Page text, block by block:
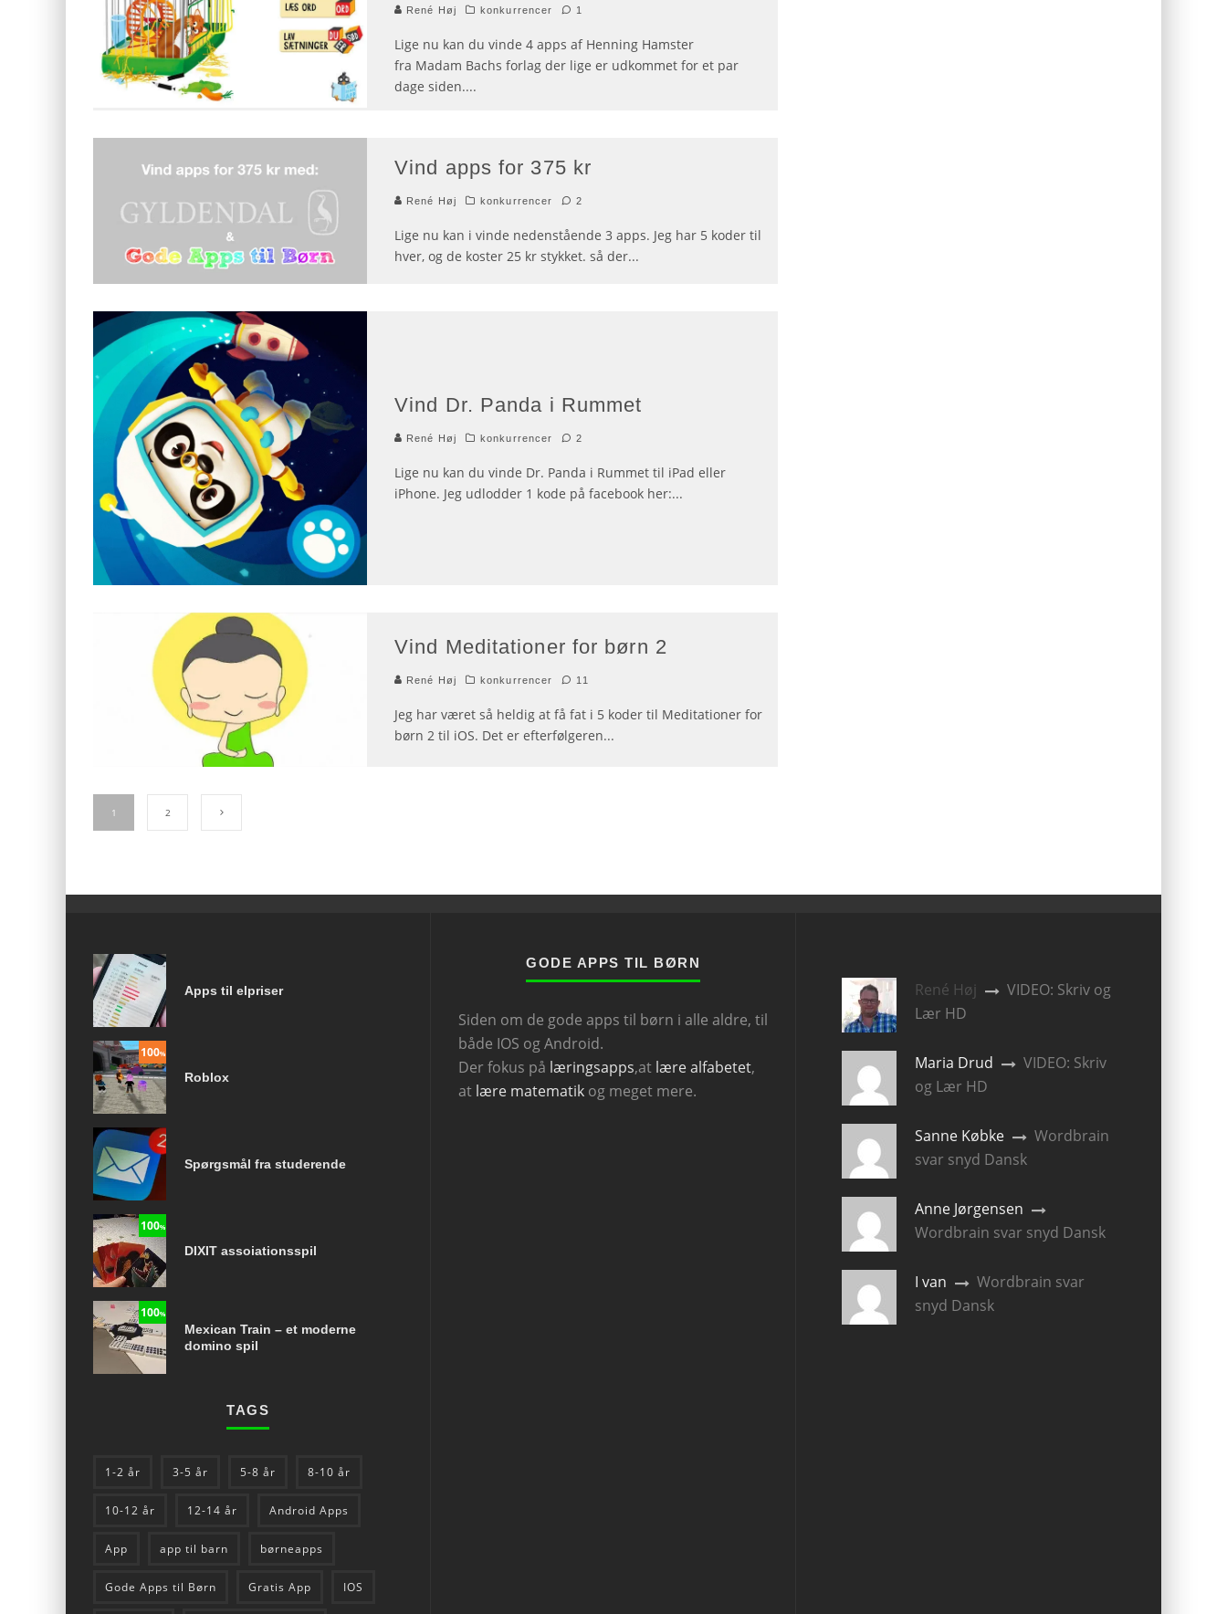
René Høj konkurrencer 1
Lige nu kan du vinde 4 apps af Henning Hamster
fra Madam Bachs forlag der lige er udkommet for et par
dage siden....
Vind apps for 375 kr
René Høj konkurrencer 2
Lige nu kan i vinde nedenstående 3 apps. Jeg har 5 koder til
hver, og de koster 25 kr stykket. så der...
Vind Dr. Panda i Rummet
René Høj konkurrencer 2
Lige nu kan du vinde Dr. Panda i Rummet til iPad eller
iPhone. Jeg udlodder 1 kode på facebook her:...
Vind Meditationer for børn 2
René Høj konkurrencer 11
Jeg har været så heldig at få fat i 5 koder til Meditationer for
børn 2 til iOS. Det er efterfølgeren...
1 2
Apps til elpriser
100%
Roblox
Spørgsmål fra studerende
100%
DIXIT assoiationsspil
100%
Mexican Train – et moderne
domino spil
TAGS
1-2 år 3-5 år 5-8 år 8-10 år
10-12 år 12-14 år Android Apps
App app til barn børneapps
Gode Apps til Børn Gratis App IOS
GODE APPS TIL BØRN
Siden om de gode apps til børn i alle aldre, til
både IOS og Android.
Der fokus på læringsapps,at lære alfabetet,
at lære matematik og meget mere.
René Høj
VIDEO: Skriv og
Lær HD
Maria Drud
VIDEO: Skriv
og Lær HD
Sanne Købke
Wordbrain
svar snyd Dansk
Anne Jørgensen
Wordbrain svar snyd Dansk
I van
Wordbrain svar
snyd Dansk